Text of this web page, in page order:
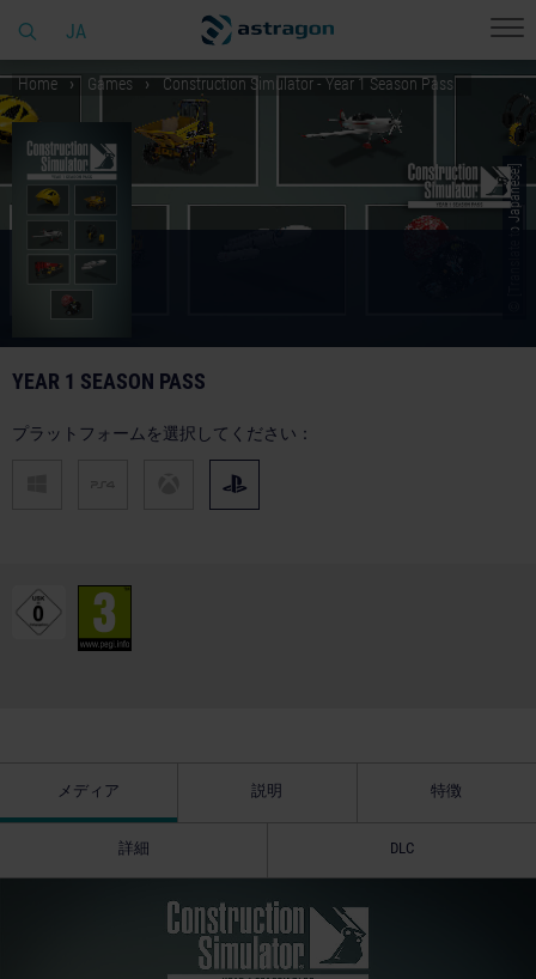
JA
Home Games Construction Simulator - Year 1 Season Pass
© [Translate to Japanese:]
YEAR 1 SEASON PASS
プラットフォームを選択してください：
メディア 説明 特徴
詳細 DLC